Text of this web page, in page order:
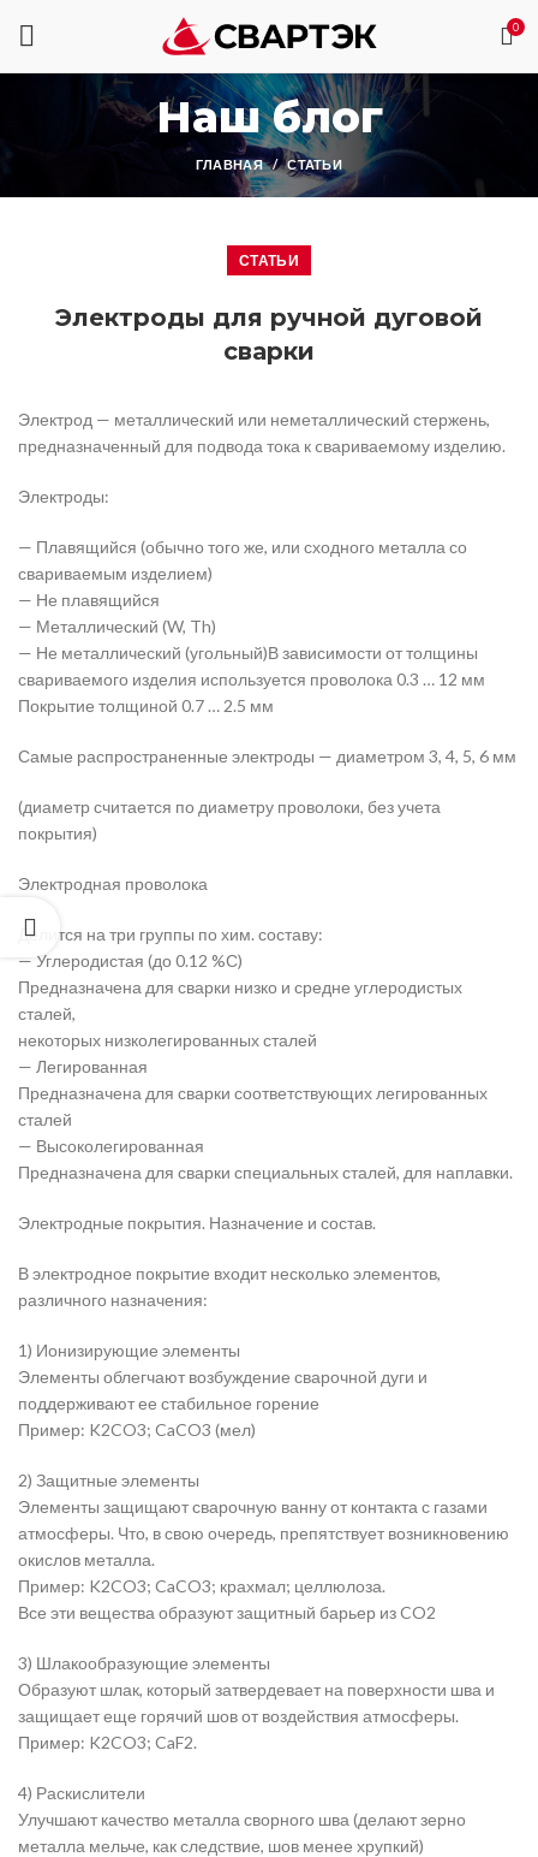
0
Наш блог
ГЛАВНАЯ СТАТЬИ
СТАТЬИ
Электроды для ручной дуговой
сварки
Электрод — металлический или неметаллический стержень,
предназначенный для подвода тока к cвариваемому изделию.
Электроды:
— Плавящийся (обычно того же, или сходного металла со
свариваемым изделием)
— Не плавящийся
— Металлический (W, Th)
— Не металлический (угольный)В зависимости от толщины
свариваемого изделия используется проволока 0.3 … 12 мм
Покрытие толщиной 0.7 … 2.5 мм
Самые распространенные электроды — диаметром 3, 4, 5, 6 мм
(диаметр считается по диаметру проволоки, без учета
покрытия)
Электродная проволока
Делится на три группы по хим. составу:
— Углеродистая (до 0.12 %С)
Предназначена для сварки низко и средне углеродистых
сталей,
некоторых низколегированных сталей
— Легированная
Предназначена для сварки соответствующих легированных
сталей
— Высоколегированная
Предназначена для сварки специальных сталей, для наплавки.
Электродные покрытия. Назначение и состав.
В электродное покрытие входит несколько элементов,
различного назначения:
1) Ионизирующие элементы
Элементы облегчают возбуждение сварочной дуги и
поддерживают ее стабильное горение
Пример: K2CO3; CaCO3 (мел)
2) Защитные элементы
Элементы защищают сварочную ванну от контакта с газами
атмосферы. Что, в свою очередь, препятствует возникновению
окислов металла.
Пример: K2CO3; CaCO3; крахмал; целлюлоза.
Все эти вещества образуют защитный барьер из CO2
3) Шлакообразующие элементы
Образуют шлак, который затвердевает на поверхности шва и
защищает еще горячий шов от воздействия атмосферы.
Пример: K2CO3; CaF2.
4) Раскислители
Улучшают качество металла сворного шва (делают зерно
металла мельче, как следствие, шов менее хрупкий)